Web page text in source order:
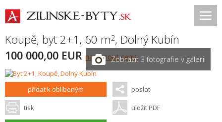
Koupě, byt 2+1, 60 m2, Dolný Kubín
100 000,00 EUR navrhnout cenuZobrazit 3 fotografie v galerii
přidat k oblíbeným poslat
tisk uložit PDF